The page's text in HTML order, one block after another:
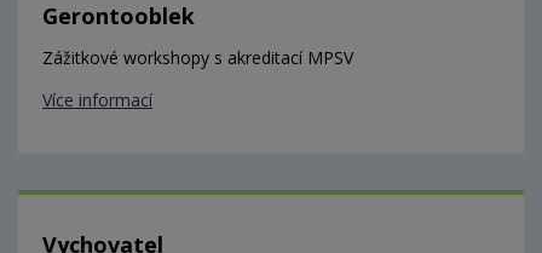
Gerontooblek
Zážitkové workshopy s akreditací MPSV
Více informací
Vychovatel